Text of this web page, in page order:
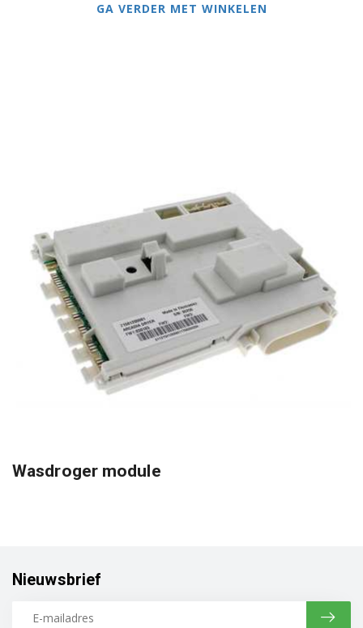
GA VERDER MET WINKELEN
Wasdroger module
Nieuwsbrief